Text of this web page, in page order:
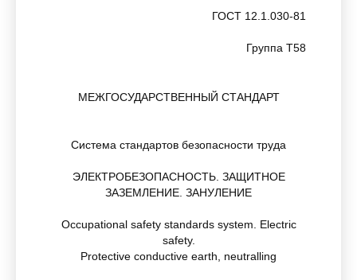
ГОСТ 12.1.030-81
Группа Т58
МЕЖГОСУДАРСТВЕННЫЙ СТАНДАРТ
Система стандартов безопасности труда
ЭЛЕКТРОБЕЗОПАСНОСТЬ. ЗАЩИТНОЕ
ЗАЗЕМЛЕНИЕ. ЗАНУЛЕНИЕ
Occupational safety standards system. Electric
safety.
Protective conductive earth, neutralling